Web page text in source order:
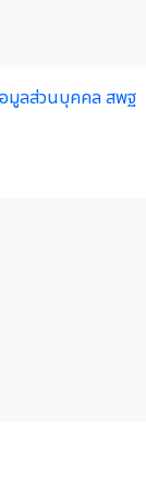
มูลส่วนบุคคล สพฐ